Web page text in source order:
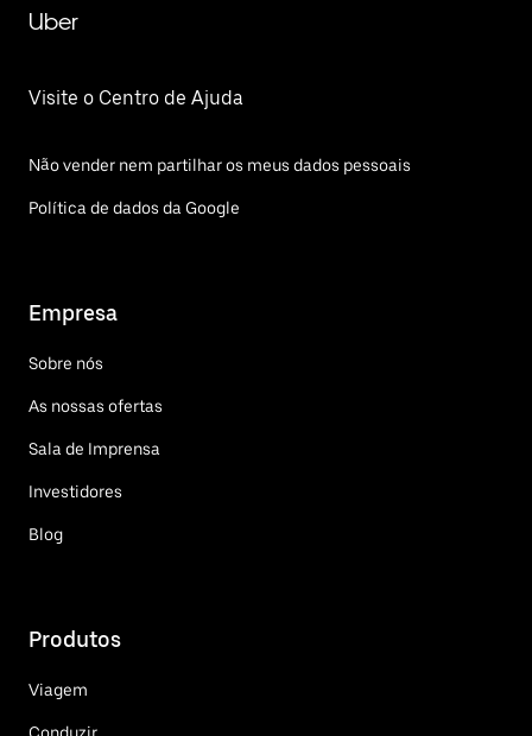
Uber
Visite o Centro de Ajuda
Não vender nem partilhar os meus dados pessoais
Política de dados da Google
Empresa
Sobre nós
As nossas ofertas
Sala de Imprensa
Investidores
Blog
Produtos
Viagem